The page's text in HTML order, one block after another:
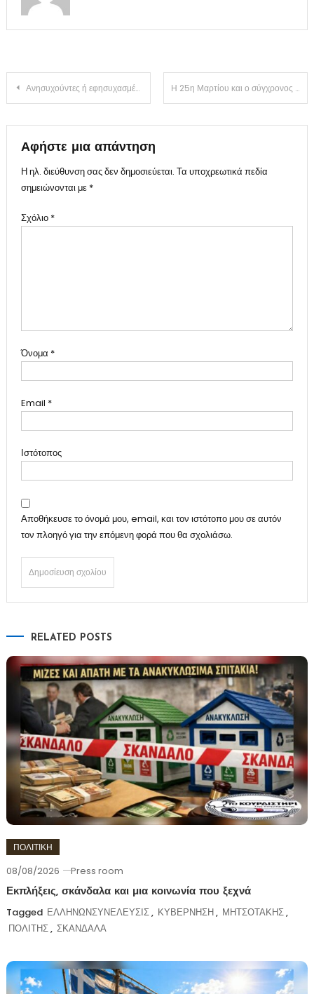
Πλοήγηση
Ανησυχούντες ή εφησυχασμένοι; Η σύγκρουση που αποκαλύπτει το πολιτικό παιχνίδι Η 25η Μαρτίου και ο σύγχρονος Έλληνας: Μνήμη ή λήθη;
Αφήστε μια απάντηση
Η ηλ. διεύθυνση σας δεν δημοσιεύεται. Τα υποχρεωτικά πεδία
σημειώνονται με *
Σχόλιο *
Όνομα *
Email *
Ιστότοπος
Αποθήκευσε το όνομά μου, email, και τον ιστότοπο μου σε αυτόν
τον πλοηγό για την επόμενη φορά που θα σχολιάσω.
RELATED POSTS
ΠΟΛΙΤΙΚΗ
08/08/2026 Press room
Εκπλήξεις, σκάνδαλα και μια κοινωνία που ξεχνά
Tagged ΕΛΛΗΝΩΝΣΥΝΕΛΕΥΣΙΣ, ΚΥΒΕΡΝΗΣΗ, ΜΗΤΣΟΤΑΚΗΣ,
ΠΟΛΙΤΗΣ, ΣΚΑΝΔΑΛΑ